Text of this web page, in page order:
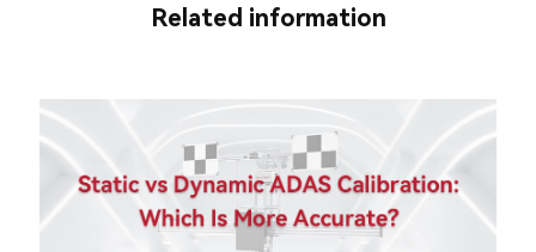
Related information